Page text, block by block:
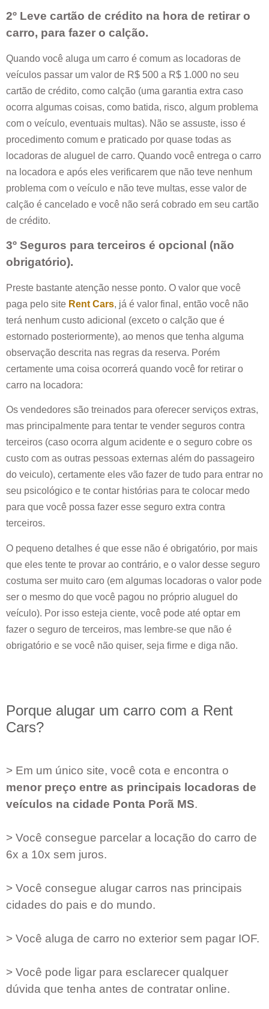
2º Leve cartão de crédito na hora de retirar o
carro, para fazer o calção.
Quando você aluga um carro é comum as locadoras de
veículos passar um valor de R$ 500 a R$ 1.000 no seu
cartão de crédito, como calção (uma garantia extra caso
ocorra algumas coisas, como batida, risco, algum problema
com o veículo, eventuais multas). Não se assuste, isso é
procedimento comum e praticado por quase todas as
locadoras de aluguel de carro. Quando você entrega o carro
na locadora e após eles verificarem que não teve nenhum
problema com o veículo e não teve multas, esse valor de
calção é cancelado e você não será cobrado em seu cartão
de crédito.
3º Seguros para terceiros é opcional (não
obrigatório).
Preste bastante atenção nesse ponto. O valor que você
paga pelo site Rent Cars, já é valor final, então você não
terá nenhum custo adicional (exceto o calção que é
estornado posteriormente), ao menos que tenha alguma
observação descrita nas regras da reserva. Porém
certamente uma coisa ocorrerá quando você for retirar o
carro na locadora:
Os vendedores são treinados para oferecer serviços extras,
mas principalmente para tentar te vender seguros contra
terceiros (caso ocorra algum acidente e o seguro cobre os
custo com as outras pessoas externas além do passageiro
do veiculo), certamente eles vão fazer de tudo para entrar no
seu psicológico e te contar histórias para te colocar medo
para que você possa fazer esse seguro extra contra
terceiros.
O pequeno detalhes é que esse não é obrigatório, por mais
que eles tente te provar ao contrário, e o valor desse seguro
costuma ser muito caro (em algumas locadoras o valor pode
ser o mesmo do que você pagou no próprio aluguel do
veículo). Por isso esteja ciente, você pode até optar em
fazer o seguro de terceiros, mas lembre-se que não é
obrigatório e se você não quiser, seja firme e diga não.
Porque alugar um carro com a Rent
Cars?
> Em um único site, você cota e encontra o
menor preço entre as principais locadoras de
veículos na cidade Ponta Porã MS.
> Você consegue parcelar a locação do carro de
6x a 10x sem juros.
> Você consegue alugar carros nas principais
cidades do pais e do mundo.
> Você aluga de carro no exterior sem pagar IOF.
> Você pode ligar para esclarecer qualquer
dúvida que tenha antes de contratar online.